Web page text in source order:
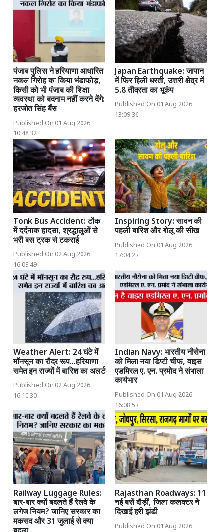
पंजाब पुलिस ने हरियाणा आधारित
नकल गिरोह का किया भंडाफोड़,
किसी को भी पंजाब की शिक्षा
व्यवस्था को बदनाम नहीं करने देंगे:
हरजोत सिंह बैंस
Published On 01 Aug 2026
10:48:32
Japan Earthquake: जापान
में फिर हिली धरती, उत्तरी क्षेत्र में
5.8 तीव्रता का भूकंप
Published On 01 Aug 2026
13:09:36
Tonk Bus Accident: टोंक
में दर्दनाक हादसा, श्रद्धालुओं से
भरी बस ट्रक से टकराई
Published On 02 Aug 2026
16:09:49
Inspiring Story: सावन की
पहली बारिश और गोलू की सीख
Published On 01 Aug 2026
17:04:27
Weather Alert: 24 घंटे में
मॉनसून का रौद्र रूप...हरियाणा
समेत इन राज्यों में बारिश का अलर्ट
Published On 02 Aug 2026
16:10:30
Indian Navy: भारतीय नौसेना
को मिला नया डिप्टी चीफ, वाइस
एडमिरल ए. एन. प्रमोद ने संभाला
कार्यभार
Published On 01 Aug 2026
16:08:57
Railway Luggage Rules:
बार-बार क्यों बदलते हैं रेलवे के
लगेज नियम? जानिए सरकार का
मकसद और 31 जुलाई से क्या
Rajasthan Roadways: 11
नई बसें दौड़ीं, जिला कलक्टर ने
दिखाई हरी झंडी
Published On 01 Aug 2026